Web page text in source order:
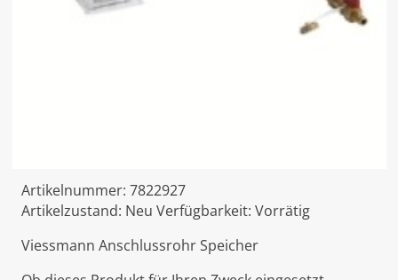
Artikelnummer: 7822927
Artikelzustand: Neu Verfügbarkeit: Vorrätig
Viessmann Anschlussrohr Speicher